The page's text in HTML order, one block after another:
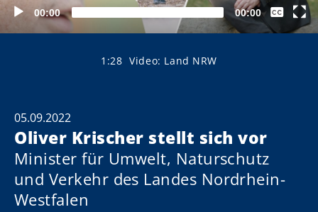
00:00 00:00Keine
Closed
1:28 Video: Land NRW
05.09.2022
Oliver Krischer stellt sich vor
Minister für Umwelt, Naturschutz
und Verkehr des Landes Nordrhein-
Westfalen